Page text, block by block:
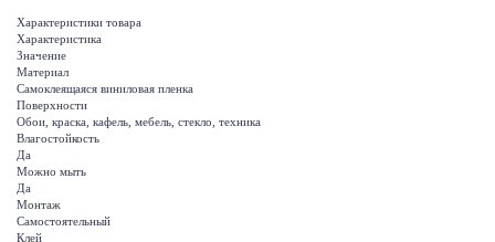
Характеристики товара
Характеристика
Значение
Материал
Самоклеящаяся виниловая пленка
Поверхности
Обои, краска, кафель, мебель, стекло, техника
Влагостойкость
Да
Можно мыть
Да
Монтаж
Самостоятельный
Клей